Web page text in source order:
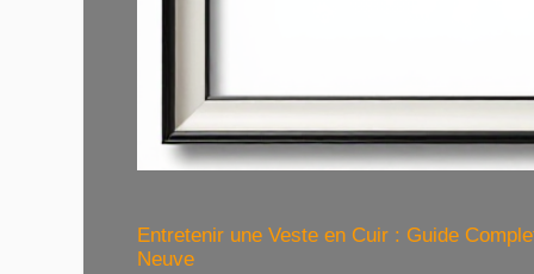
Entretenir une Veste en Cuir : Guide
Neuve